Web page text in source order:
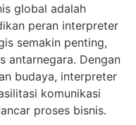
global adalah
peran interpreter
semakin penting,
antarnegara. Dengan
budaya, interpreter
komunikasi
proses bisnis.